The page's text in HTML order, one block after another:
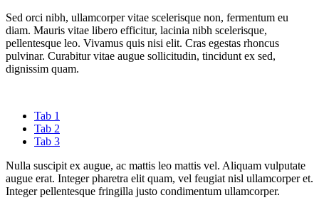
Sed orci nibh, ullamcorper vitae scelerisque non, fermentum eu
diam. Mauris vitae libero efficitur, lacinia nibh scelerisque,
pellentesque leo. Vivamus quis nisi elit. Cras egestas rhoncus
pulvinar. Curabitur vitae augue sollicitudin, tincidunt ex sed,
dignissim quam.
Tab 1
Tab 2
Tab 3
Nulla suscipit ex augue, ac mattis leo mattis vel. Aliquam vulputate
augue erat. Integer pharetra elit quam, vel feugiat nisl ullamcorper et.
Integer pellentesque fringilla justo condimentum ullamcorper.